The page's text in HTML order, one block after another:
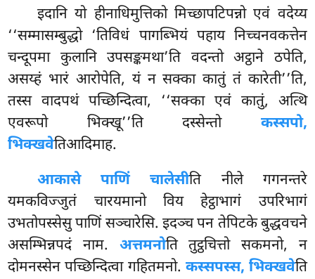
इदानि यो हीनाधिमुत्तिको मिच्छापटिपन्नो एवं वदेय्य
‘‘सम्मासम्बुद्धो ‘तिविधं पागब्भियं पहाय निच्चनवकत्तेन
चन्दूपमा कुलानि उपसङ्कमथा’ति वदन्तो अट्ठाने ठपेति,
असय्हं भारं आरोपेति, यं न सक्का कातुं तं कारेती’’ति,
तस्स वादपथं पच्छिन्दित्वा, ‘‘सक्का एवं कातुं, अत्थि
एवरूपो भिक्खू’’ति दस्सेन्तो कस्सपो,
भिक्खवेतिआदिमाह.
आकासे पाणिं चालेसीति नीले गगनन्तरे
यमकविज्जुतं चारयमानो विय हेट्ठाभागं उपरिभागं
उभतोपस्सेसु पाणिं सञ्चारेसि. इदञ्च पन तेपिटके बुद्धवचने
असम्भिन्नपदं नाम. अत्तमनोति तुट्ठचित्तो सकमनो, न
दोमनस्सेन पच्छिन्दित्वा गहितमनो. कस्सपस्स, भिक्खवेति